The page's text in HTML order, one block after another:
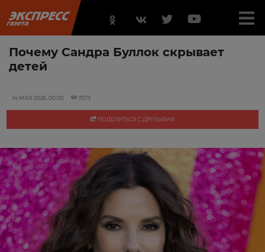
Почему Сандра Буллок скрывает
детей
14 МАЯ 2026, 00:00 7073
ПОДЕЛИТЬСЯ С ДРУЗЬЯМИ